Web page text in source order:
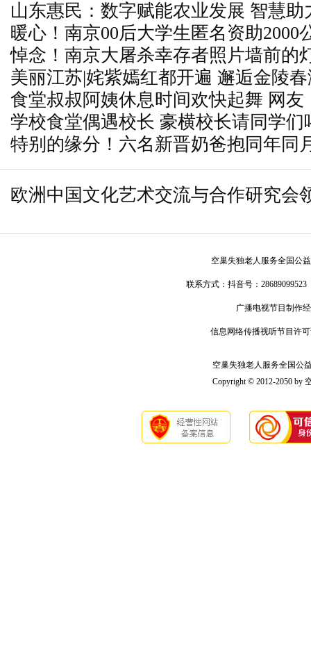
山东惠民：数字赋能农业发展 智慧助
暖心！南京00后大学生匿名资助2000
悼念！南京大屠杀幸存者照片墙前的
美丽江苏|姹紫嫣红都开遍 邂逅金陵
食堂叔叔阿姨休息时间欢快起舞 网
级浪漫
学校食堂偶遇校长 豪横校长请同学们
特别的缘分！六名新晋奶爸抱同年同
达
欧洲中国文化艺术交流与合作研究会
空巢失独老人服务全国公
联系方式： 抖音号：28689099523
广播电视节目制作
信息网络传播视听节目许
空巢失独老人服务全国公
Copyright © 2012-2050 by